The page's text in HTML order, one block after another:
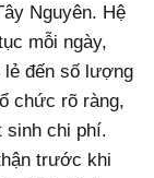
Nguyên. Hệ
mỗi ngày,
lẻ đến số lượng
chức rõ ràng,
sinh chi phí.
trước khi